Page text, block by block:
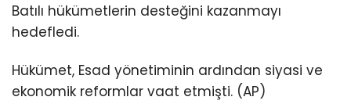
Batılı hükümetlerin desteğini kazanmayı
hedefledi.
Hükümet, Esad yönetiminin ardından siyasi ve
ekonomik reformlar vaat etmişti. (AP)